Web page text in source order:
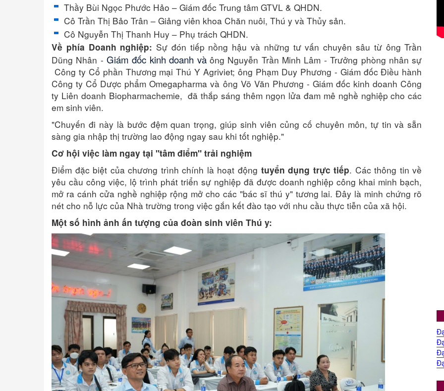
Thầy Bùi Ngọc Phước Hảo – Giám đốc Trung tâm GTVL & QHDN.
Cô Trần Thị Bảo Trân – Giảng viên khoa Chăn nuôi, Thú y và Thủy sản.
Cô Nguyễn Thị Thanh Huy – Phụ trách QHDN.
Về phía Doanh nghiệp: Sự đón tiếp nồng hậu và những tư vấn chuyên sâu từ ông Trần
Dũng Nhân -Giám đốc kinh doanh vàông Nguyễn Trần Minh Lâm - Trưởng phòng nhân sự
Công ty Cổ phần Thương mại Thú Y Agriviet; ông Phạm Duy Phương - Giám đốc Điều hành
Công ty Cổ Dược phẩm Omegapharma và ông Võ Văn Phương - Giám đốc kinh doanh Công
ty Liên doanh Biopharmachemie, đã thắp sáng thêm ngọn lửa đam mê nghề nghiệp cho các
em sinh viên.
"Chuyến đi này là bước đệm quan trọng, giúp sinh viên củng cố chuyên môn, tự tin và sẵn
sàng gia nhập thị trường lao động ngay sau khi tốt nghiệp."
Cơ hội việc làm ngay tại "tâm điểm" trải nghiệm
Điểm đặc biệt của chương trình chính là hoạt động tuyển dụng trực tiếp. Các thông tin về
yêu cầu công việc, lộ trình phát triển sự nghiệp đã được doanh nghiệp công khai minh bạch,
mở ra cánh cửa nghề nghiệp rộng mở cho các "bác sĩ thú y" tương lai. Đây là minh chứng rõ
nét cho nỗ lực của Nhà trường trong việc gắn kết đào tạo với nhu cầu thực tiễn của xã hội.
Một số hình ảnh ấn tượng của đoàn sinh viên Thú y: